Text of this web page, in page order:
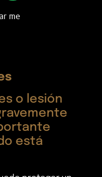
me
o lesión
está